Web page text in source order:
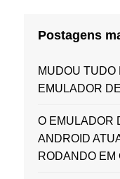
Postagens
MUDOU TUDO
EMULADOR
O EMULADOR
ANDROID
RODANDO EM